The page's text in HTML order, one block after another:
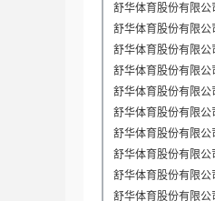
舒华体育股份有限公
舒华体育股份有限公
舒华体育股份有限公
舒华体育股份有限公
舒华体育股份有限公
舒华体育股份有限公
舒华体育股份有限公
舒华体育股份有限公
舒华体育股份有限公
舒华体育股份有限公